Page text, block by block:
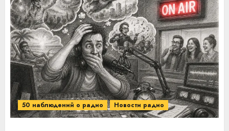
50 наблюдений о радио Новости радио